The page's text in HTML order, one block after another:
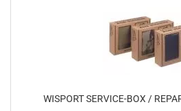
WISPORT SERVICE-BOX /